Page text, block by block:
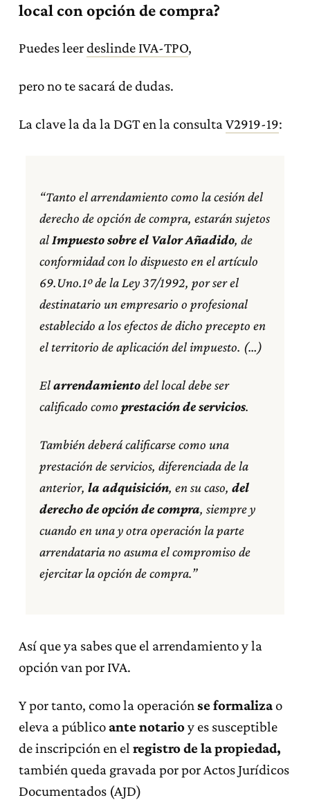
local con opción de compra?
Puedes leerdeslinde IVA-TPO,
pero no te sacará de dudas.
La clave la da la DGT en la consultaV2919-19:
“Tanto el arrendamiento como la cesión del
derecho de opción de compra, estarán sujetos
al Impuesto sobre el Valor Añadido, de
conformidad con lo dispuesto en el artículo
69.Uno.1º de la Ley 37/1992, por ser el
destinatario un empresario o profesional
establecido a los efectos de dicho precepto en
el territorio de aplicación del impuesto. (…)
Elarrendamientodel local debe ser
calificado como prestación de servicios.
También deberá calificarse como una
prestación de servicios, diferenciada de la
anterior, la adquisición, en su caso, del
derecho de opción de compra, siempre y
cuando en una y otra operación la parte
arrendataria no asuma el compromiso de
ejercitar la opción de compra.”
Así que ya sabes que el arrendamiento y la
opción van por IVA.
Y por tanto, como la operaciónse formalizao
eleva a públicoante notarioy es susceptible
de inscripción en el registro de la propiedad,
también queda gravada por por Actos Jurídicos
Documentados (AJD)